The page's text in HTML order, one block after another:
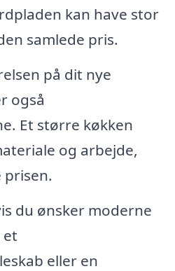
kan have stor
samlede pris.
på dit nye
også
Et større køkken
og arbejde,
prisen.
du ønsker moderne
et
eller en